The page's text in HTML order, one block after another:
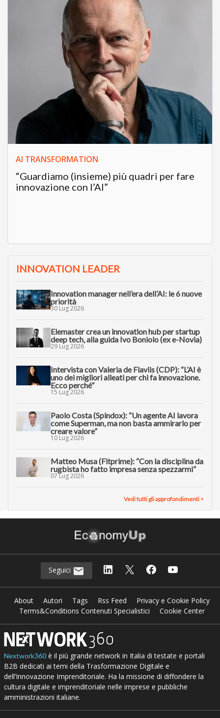
AI TRANSFORMATION
“Guardiamo (insieme) più quadri per fare
innovazione con l’AI”
INNOVATION LEADER
Innovation manager nell’era dell’AI: le 6 nuove
priorità
30 Lug 2026
Elemaster crea un innovation hub per startup
deep tech, alla guida Ivo Boniolo (ex e-Novia)
29 Lug 2026
Intervista con Valeria de Flaviis (CDP): “L’AI è
uno dei migliori alleati per chi fa innovazione.
Ecco perché”
15 Lug 2026
Paolo Costa (Spindox): “Un agente AI lavora
come Superman, ma non basta ammirarlo per
creare valore”
10 Lug 2026
Matteo Musa (Fitprime): “Con la disciplina da
rugbista ho fatto impresa senza spezzarmi”
07 Lug 2026
Vedi tutti gli approfondimenti >
Seguici
About Autori Tags Rss Feed
Privacy e Cookie Policy
Terms&Conditions Contenuti Specialistici
Cookie Center
Nextwork360è il più grande network in Italia di testate e portali
B2B dedicati ai temi della Trasformazione Digitale e
dell’Innovazione Imprenditoriale. Ha la missione di diffondere la
cultura digitale e imprenditoriale nelle imprese e pubbliche
amministrazioni italiane.